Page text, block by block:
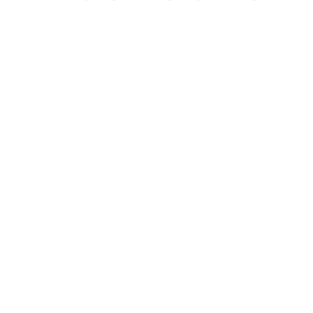
SourcesThe RG-OCE Identity
and perform role authorization mapping
PoliciesThe RG-OCE Identity